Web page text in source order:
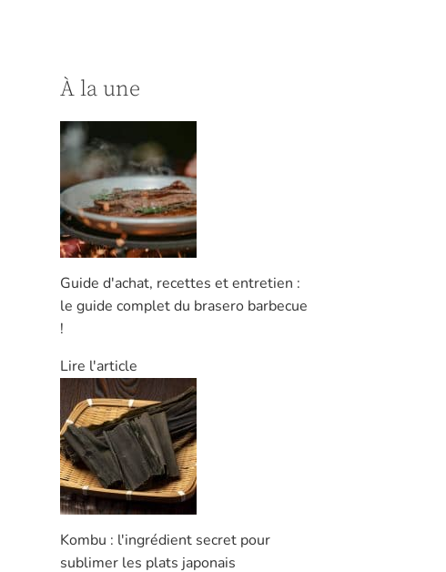
À la une
Guide d'achat, recettes et entretien :
le guide complet du brasero barbecue
!
Lire l'article
Kombu : l'ingrédient secret pour
sublimer les plats japonais